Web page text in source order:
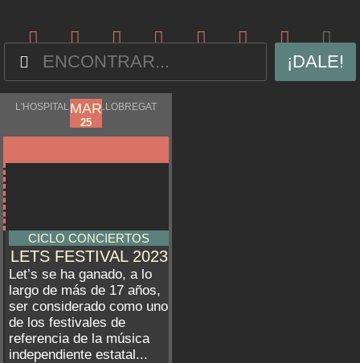
¡DALE!
L'HOSPITALET DE LLOBREGAT
MAR
03
MAR
25
CICLO CONCIERTOS
LETS FESTIVAL 2023
Let’s se ha ganado, a lo
largo de más de 17 años,
ser considerado como uno
de los festivales de
referencia de la música
independiente estatal...